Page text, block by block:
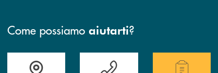
Come possiamo aiutarti?
Trova la filiale più vicina a te.Hai bisogno di assistenza ?&nbsp;
Hai bisogno di